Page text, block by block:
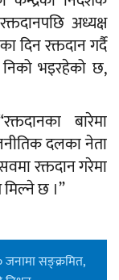
अध्यक्ष
दिन रक्तदान गर्दै
भइरहेको छ,
बारेमा
दलका नेता
रक्तदान गरेमा
मिल्ने छ ।”
सङ्क्रमित,